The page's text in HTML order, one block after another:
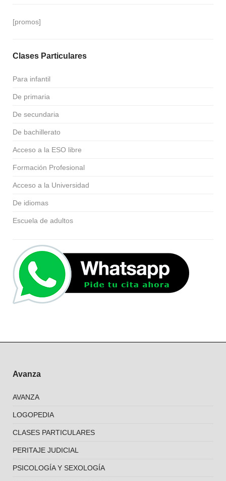
[promos]
Clases Particulares
Para infantil
De primaria
De secundaria
De bachillerato
Acceso a la ESO libre
Formación Profesional
Acceso a la Universidad
De idiomas
Escuela de adultos
Avanza
AVANZA
LOGOPEDIA
CLASES PARTICULARES
PERITAJE JUDICIAL
PSICOLOGÍA Y SEXOLOGÍA